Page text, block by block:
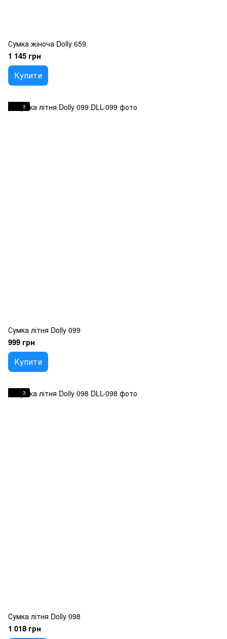
Сумка жіноча Dolly 659
1 145 грн
Купити
3
Сумка літня Dolly 099
999 грн
Купити
3
Сумка літня Dolly 098
1 018 грн